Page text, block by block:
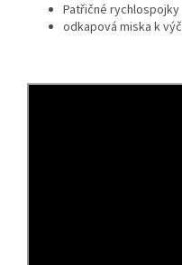
Patřičné rychlospojky
odkapová miska k